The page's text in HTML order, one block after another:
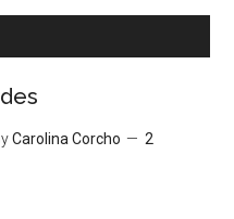
Carolina Corcho
2